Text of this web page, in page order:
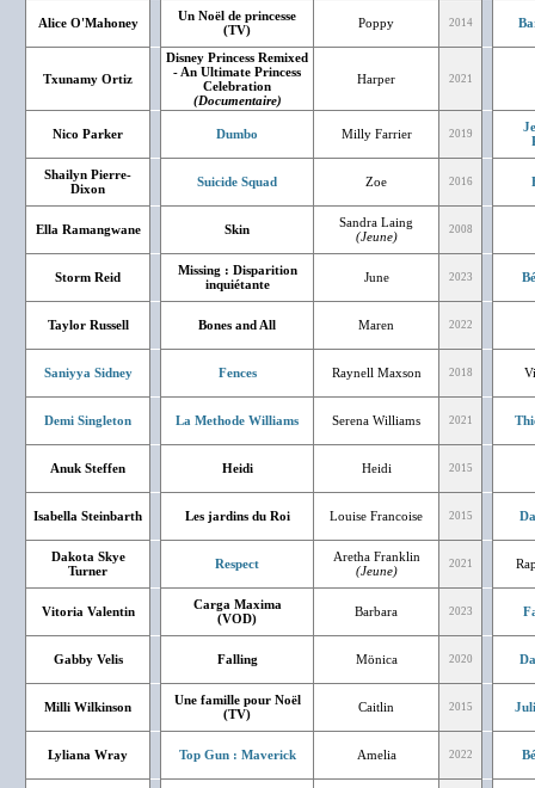
Alice O'Mahoney
Un Noël de princesse
(TV)
Poppy 2014
Txunamy Ortiz
Disney Princess Remixed
- An Ultimate Princess
Celebration
(Documentaire)
Harper 2021
Nico Parker Dumbo Milly Farrier 2019
Shailyn Pierre-
Dixon
Suicide Squad Zoe 2016
Ella Ramangwane Skin
Sandra Laing
(Jeune)
2008
Storm Reid
Missing : Disparition
inquiétante
June 2023
Taylor Russell Bones and All Maren 2022
Saniyya Sidney Fences Raynell Maxson 2018
Demi Singleton La Methode Williams Serena Williams 2021
Anuk Steffen Heidi Heidi 2015
Isabella Steinbarth Les jardins du Roi Louise Francoise 2015
Dakota Skye
Turner
Respect
Aretha Franklin
(Jeune)
2021
Vitoria Valentin
Carga Maxima
(VOD)
Barbara 2023
Gabby Velis Falling Mönica 2020
Milli Wilkinson
Une famille pour Noël
(TV)
Caitlin 2015
Lyliana Wray Top Gun : Maverick Amelia 2022